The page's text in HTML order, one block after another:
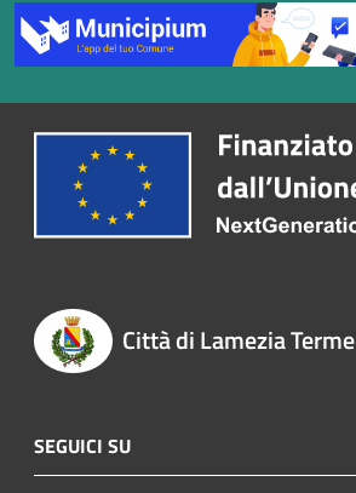
Città di Lamezia Terme
SEGUICI SU